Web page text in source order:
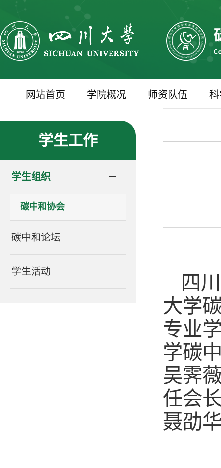
网站首页 学院概况 师资队伍 科
学生工作
学生组织
碳中和协会
碳中和论坛
学生活动
四
大学
专业
学碳
吴霁
任会
聂劭